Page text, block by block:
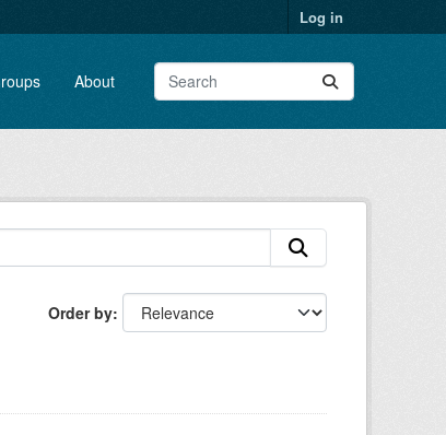
Log in
About
Order by